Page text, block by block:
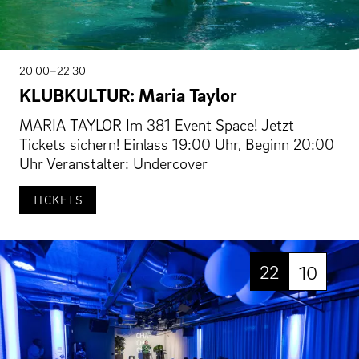
20 00–22 30
KLUBKULTUR: Maria Taylor
MARIA TAYLOR Im 381 Event Space! Jetzt
Tickets sichern! Einlass 19:00 Uhr, Beginn 20:00
Uhr Veranstalter: Undercover
TICKETS
22 10